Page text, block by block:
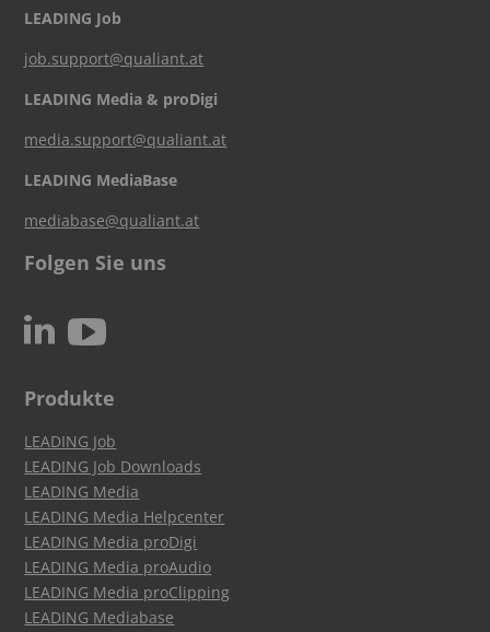
LEADING Job
job.support@qualiant.at
LEADING Media & proDigi
media.support@qualiant.at
LEADING MediaBase
mediabase@qualiant.at
Folgen Sie uns
N c
Produkte
LEADING Job
LEADING Job Downloads
LEADING Media
LEADING Media Helpcenter
LEADING Media proDigi
LEADING Media proAudio
LEADING Media proClipping
LEADING Mediabase